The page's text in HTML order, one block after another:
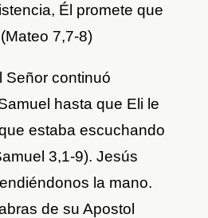
Él promete que
7,7-8)
Señor continuó
hasta que Eli le
estaba escuchando
3,1-9). Jesús
la mano.
de su Apostol